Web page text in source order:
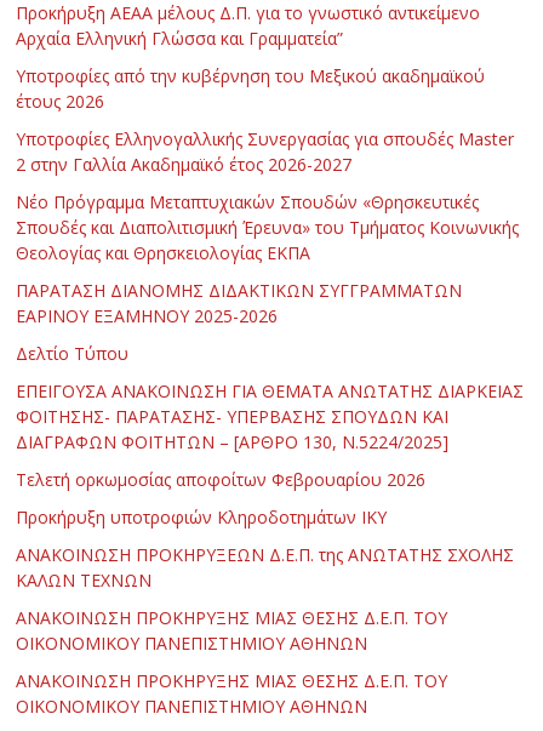
Προκήρυξη ΑΕΑΑ μέλους Δ.Π. για το γνωστικό αντικείμενο
Αρχαία Ελληνική Γλώσσα και Γραμματεία”
Υποτροφίες από την κυβέρνηση του Μεξικού ακαδημαϊκού
έτους 2026
Υποτροφίες Ελληνογαλλικής Συνεργασίας για σπουδές Master
2 στην Γαλλία Ακαδημαϊκό έτος 2026-2027
Νέο Πρόγραμμα Μεταπτυχιακών Σπουδών «Θρησκευτικές
Σπουδές και Διαπολιτισμική Έρευνα» του Τμήματος Κοινωνικής
Θεολογίας και Θρησκειολογίας ΕΚΠΑ
ΠΑΡΑΤΑΣΗ ΔΙΑΝΟΜΗΣ ΔΙΔΑΚΤΙΚΩΝ ΣΥΓΓΡΑΜΜΑΤΩΝ
ΕΑΡΙΝΟΥ ΕΞΑΜΗΝΟΥ 2025-2026
Δελτίο Τύπου
ΕΠΕΙΓΟΥΣΑ ΑΝΑΚΟΙΝΩΣΗ ΓΙΑ ΘΕΜΑΤΑ ΑΝΩΤΑΤΗΣ ΔΙΑΡΚΕΙΑΣ
ΦΟΙΤΗΣΗΣ- ΠΑΡΑΤΑΣΗΣ- ΥΠΕΡΒΑΣΗΣ ΣΠΟΥΔΩΝ ΚΑΙ
ΔΙΑΓΡΑΦΩΝ ΦΟΙΤΗΤΩΝ – [ΑΡΘΡΟ 130, Ν.5224/2025]
Τελετή ορκωμοσίας αποφοίτων Φεβρουαρίου 2026
Προκήρυξη υποτροφιών Κληροδοτημάτων ΙΚΥ
ΑΝΑΚΟΙΝΩΣΗ ΠΡΟΚΗΡΥΞΕΩΝ Δ.Ε.Π. της ΑΝΩΤΑΤΗΣ ΣΧΟΛΗΣ
ΚΑΛΩΝ ΤΕΧΝΩΝ
ΑΝΑΚΟΙΝΩΣΗ ΠΡΟΚΗΡΥΞΗΣ ΜΙΑΣ ΘΕΣΗΣ Δ.Ε.Π. ΤΟΥ
ΟΙΚΟΝΟΜΙΚΟΥ ΠΑΝΕΠΙΣΤΗΜΙΟΥ ΑΘΗΝΩΝ
ΑΝΑΚΟΙΝΩΣΗ ΠΡΟΚΗΡΥΞΗΣ ΜΙΑΣ ΘΕΣΗΣ Δ.Ε.Π. ΤΟΥ
ΟΙΚΟΝΟΜΙΚΟΥ ΠΑΝΕΠΙΣΤΗΜΙΟΥ ΑΘΗΝΩΝ